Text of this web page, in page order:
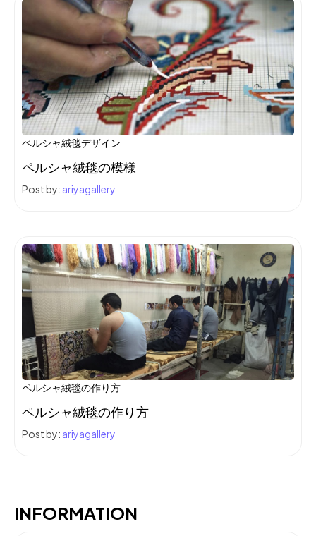
ペルシャ絨毯デザイン
ペルシャ絨毯の模様
Post by: ariyagallery
ペルシャ絨毯の作り方
ペルシャ絨毯の作り方
Post by: ariyagallery
INFORMATION